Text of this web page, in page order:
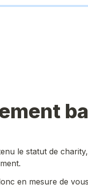
le statut de
en mesure de